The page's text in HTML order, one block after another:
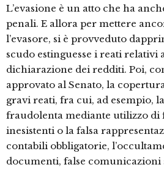
L’evasione è un atto che ha
penali. E allora per mettere
l’evasore, si è provveduto
scudo estinguesse i reati relativi
dichiarazione dei redditi. Poi,
approvato al Senato, la
gravi reati, fra cui, ad esempio,
fraudolenta mediante utilizzo
inesistenti o la falsa
contabili obbligatorie,
documenti, false comunicazioni